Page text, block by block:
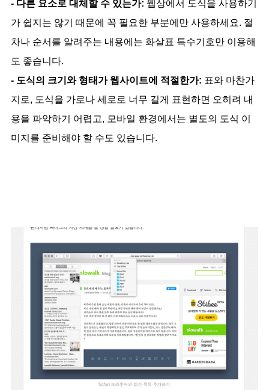
- 다른 요소로 대체할 수 있는가: 웹상에서 도식을 사용하기
가 쉽지는 않기 때문에 꼭 필요한 부분에만 사용하세요. 절
차나 순서를 알려주는 내용에는 화살표 특수기호만 이용해
도 좋습니다.
- 도식의 크기와 형태가 웹사이트에 적절한가: 표와 마찬가
지로, 도식을 가로나 세로로 너무 길게 표현하면 오히려 내
용을 파악하기 어렵고, 모바일 환경에서는 별도의 도식 이
미지를 준비해야 할 수도 있습니다.